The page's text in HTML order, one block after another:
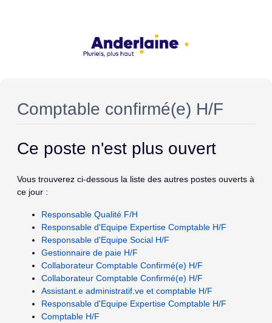
Comptable confirmé(e) H/F
Ce poste n'est plus ouvert
Vous trouverez ci-dessous la liste des autres postes ouverts à
ce jour :
Responsable Qualité F/H
Responsable d'Equipe Expertise Comptable H/F
Responsable d'Equipe Social H/F
Gestionnaire de paie H/F
Collaborateur Comptable Confirmé(e) H/F
Collaborateur Comptable Confirmé(e) H/F
Assistant.e administratif.ve et comptable H/F
Responsable d'Equipe Expertise Comptable H/F
Comptable H/F